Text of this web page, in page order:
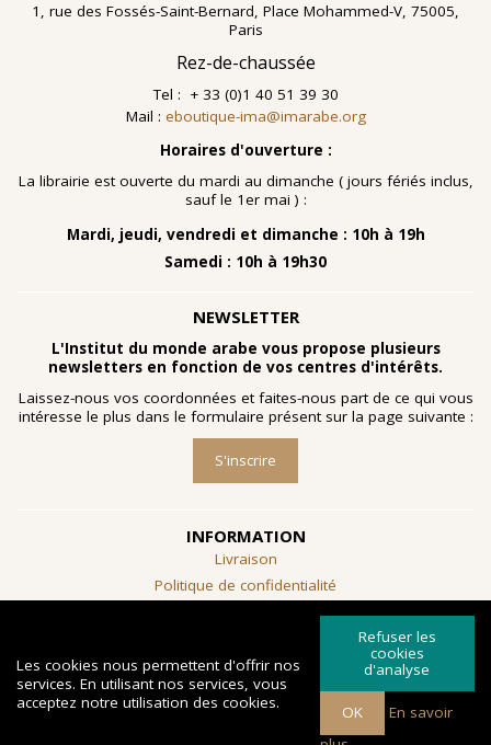
1, rue des Fossés-Saint-Bernard, Place Mohammed-V, 75005,
Paris
Rez-de-chaussée
Tel : + 33 (0)1 40 51 39 30
Mail : eboutique-ima@imarabe.org
Horaires d'ouverture :
La librairie est ouverte du mardi au dimanche ( jours fériés inclus,
sauf le 1er mai ) :
Mardi, jeudi, vendredi et dimanche : 10h à 19h
Samedi : 10h à 19h30
NEWSLETTER
L'Institut du monde arabe vous propose plusieurs
newsletters en fonction de vos centres d'intérêts.
Laissez-nous vos coordonnées et faites-nous part de ce qui vous
intéresse le plus dans le formulaire présent sur la page suivante :
S'inscrire
INFORMATION
Livraison
Politique de confidentialité
Powered by
Les cookies nous permettent d'offrir nos
services. En utilisant nos services, vous
acceptez notre utilisation des cookies.
Refuser les
cookies
d'analyse
OK
En savoir